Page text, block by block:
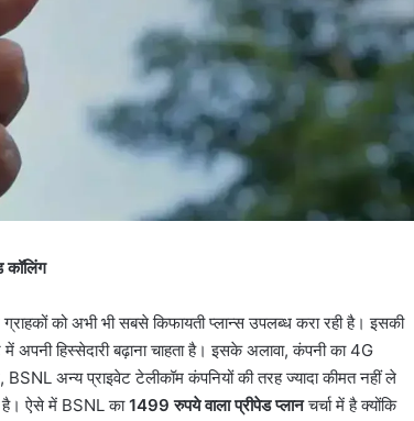
कॉलिंग
को अभी भी सबसे किफायती प्लान्स उपलब्ध करा रही है। इसकी
हिस्सेदारी बढ़ाना चाहता है। इसके अलावा, कंपनी का 4G
अन्य प्राइवेट टेलीकॉम कंपनियों की तरह ज्यादा कीमत नहीं ले
है। ऐसे में BSNL का1499 रुपये वाला प्रीपेड प्लानचर्चा में है क्योंकि